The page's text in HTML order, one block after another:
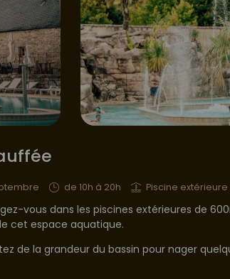
de 10h à 20h Piscine
vous dans les piscines extérieures de
cet espace aquatique.
de la grandeur du bassin pour nager